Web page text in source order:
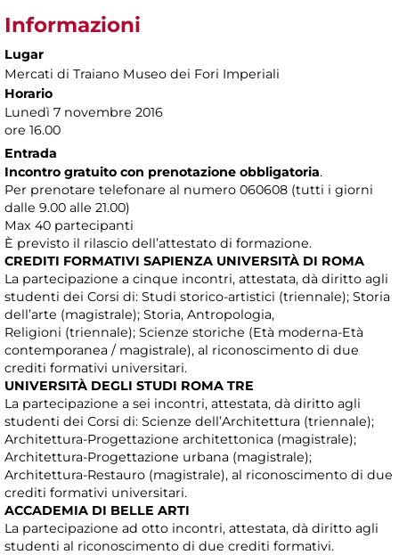
Informazioni
Lugar
Mercati di Traiano Museo dei Fori Imperiali
Horario
Lunedì 7 novembre 2016
ore 16.00
Entrada
Incontro gratuito con prenotazione obbligatoria.
Per prenotare telefonare al numero 060608 (tutti i giorni
dalle 9.00 alle 21.00)
Max 40 partecipanti
È previsto il rilascio dell’attestato di formazione.
CREDITI FORMATIVI SAPIENZA UNIVERSITÀ DI ROMA
La partecipazione a cinque incontri, attestata, dà diritto agli
studenti dei Corsi di: Studi storico-artistici (triennale); Storia
dell’arte (magistrale); Storia, Antropologia,
Religioni (triennale); Scienze storiche (Età moderna-Età
contemporanea / magistrale), al riconoscimento di due
crediti formativi universitari.
UNIVERSITÀ DEGLI STUDI ROMA TRE
La partecipazione a sei incontri, attestata, dà diritto agli
studenti dei Corsi di: Scienze dell’Architettura (triennale);
Architettura-Progettazione architettonica (magistrale);
Architettura-Progettazione urbana (magistrale);
Architettura-Restauro (magistrale), al riconoscimento di due
crediti formativi universitari.
ACCADEMIA DI BELLE ARTI
La partecipazione ad otto incontri, attestata, dà diritto agli
studenti al riconoscimento di due crediti formativi.